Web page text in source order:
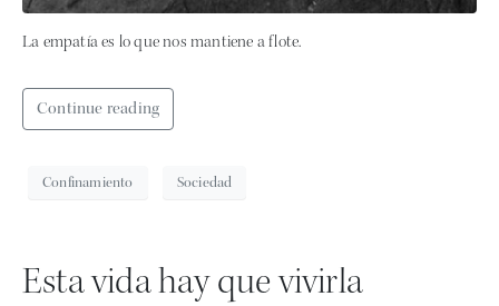
La empatía es lo que nos mantiene a flote.
Continue reading
Confinamiento Sociedad
Esta vida hay que vivirla